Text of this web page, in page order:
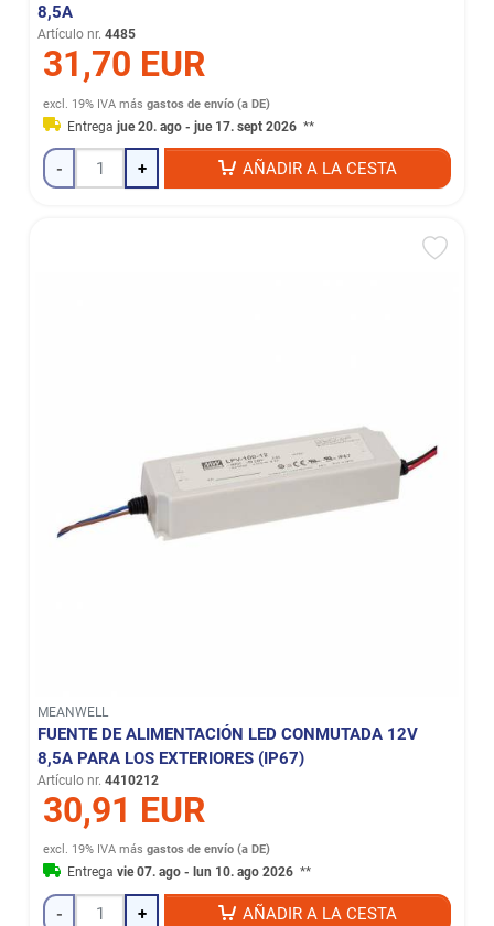
8,5A
Artículo nr. 4485
31,70 EUR
excl. 19% IVA másgastos de envío (a DE)
Entregajue 20. ago - jue 17. sept 2026 **
- + AÑADIR A LA CESTA
MEANWELL
FUENTE DE ALIMENTACIÓN LED CONMUTADA 12V
8,5A PARA LOS EXTERIORES (IP67)
Artículo nr. 4410212
30,91 EUR
excl. 19% IVA másgastos de envío (a DE)
Entregavie 07. ago - lun 10. ago 2026 **
- + AÑADIR A LA CESTA